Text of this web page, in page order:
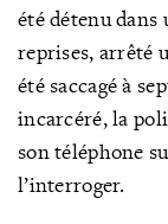
été détenu dans
reprises, arrêté
été saccagé à
incarcéré, la
son téléphone
l’interroger.